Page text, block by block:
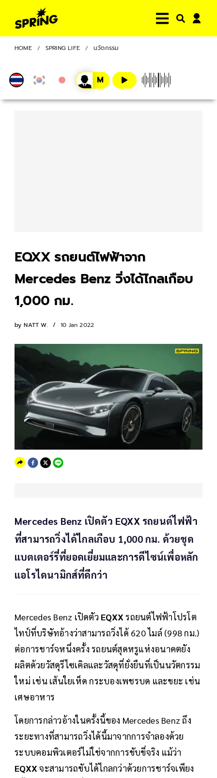
HOME SPRING LIFE นวัตกรรม
EQXX รถยนต์ไฟฟ้าจาก
Mercedes Benz วิ่งได้ไกลเกือบ
1,000 กม.
by NATT W. 10 Jan 2022
Mercedes Benz เปิดตัว EQXX รถยนต์ไฟฟ้า
ที่สามารถวิ่งได้ไกลเกือบ 1,000 กม. ด้วยชุด
แบตเตอร์รี่ที่ยอดเยี่ยมและการดีไซน์เพื่อหลัก
แอโรไดนามิกส์ที่ดีกว่า
Mercedes Benz เปิดตัว EQXX รถยนต์ไฟฟ้าโปรโต
ไทป์ที่บริษัทอ้างว่าสามารถวิ่งได้ 620 ไมล์ (998 กม.)
ต่อการชาร์จหนึ่งครั้ง รถยนต์สุดหรูแห่งอนาคตยัง
ผลิตด้วยวัสดุรีไซเคิลและวัสดุที่ยั่งยืนที่เป็นนวัตกรรม
ใหม่ เช่น เส้นใยเห็ด กระบองเพชรบด และขยะ เช่น
เศษอาหาร
โดยการกล่าวอ้างในครั้งนี้ของ Mercedes Benz ถึง
ระยะทางที่สามารถวิ่งได้นี้มาจากการจำลองด้วย
ระบบคอมพิวเตอร์ไม่ใช่จากการขับขี่จริง แม้ว่า
EQXX จะสามารถขับได้ไกลกว่าด้วยการชาร์จเพียง